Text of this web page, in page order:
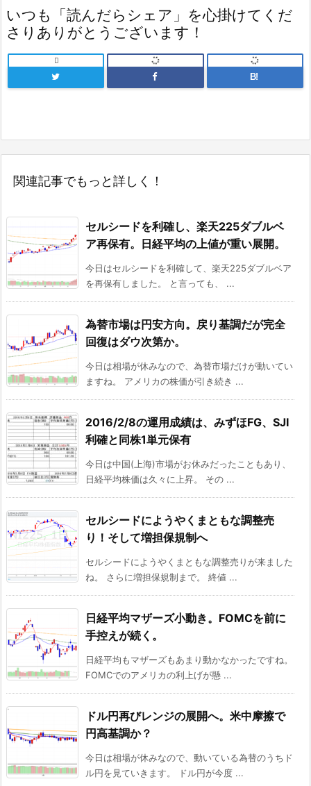
いつも「読んだらシェア」を心掛けてくだ
さりありがとうございます！

B!
関連記事でもっと詳しく！
セルシードを利確し、楽天225ダブルベ
ア再保有。日経平均の上値が重い展開。
今日はセルシードを利確して、楽天225ダブルベア
を再保有しました。 と言っても、 ...
為替市場は円安方向。戻り基調だが完全
回復はダウ次第か。
今日は相場が休みなので、為替市場だけが動いてい
ますね。 アメリカの株価が引き続き ...
2016/2/8の運用成績は、みずほFG、SJI
利確と同株1単元保有
今日は中国(上海)市場がお休みだったこともあり、
日経平均株価は久々に上昇。 その ...
セルシードにようやくまともな調整売
り！そして増担保規制へ
セルシードにようやくまともな調整売りが来ました
ね。 さらに増担保規制まで。 終値 ...
日経平均マザーズ小動き。FOMCを前に
手控えが続く。
日経平均もマザーズもあまり動かなかったですね。
FOMCでのアメリカの利上げが懸 ...
ドル円再びレンジの展開へ。米中摩擦で
円高基調か？
今日は相場が休みなので、動いている為替のうちド
ル円を見ていきます。 ドル円が今度 ...